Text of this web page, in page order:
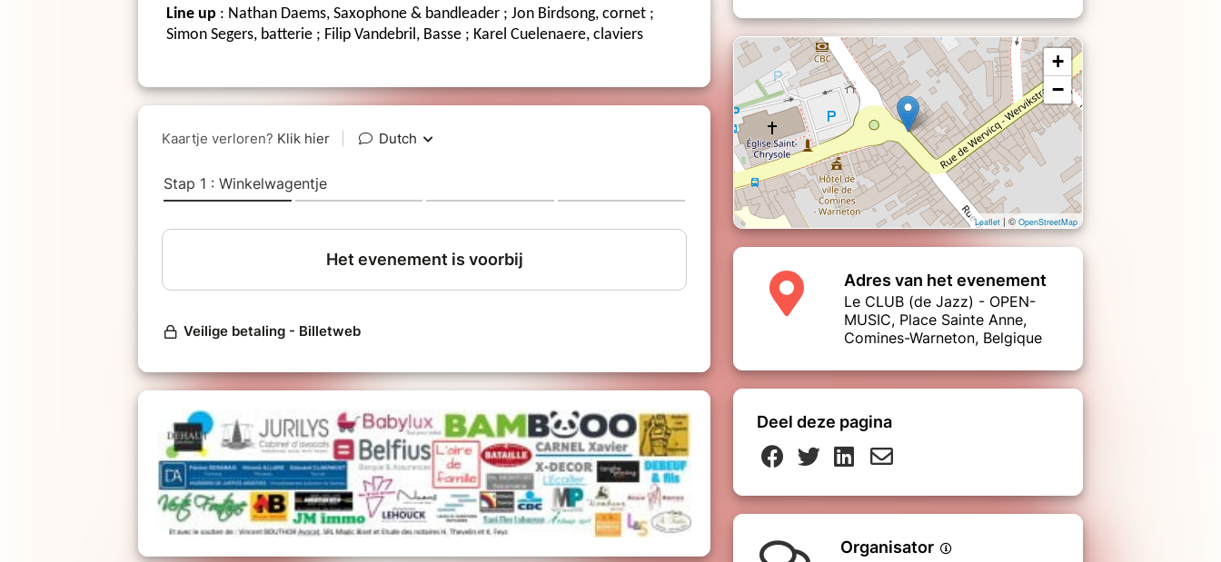
Line up : Nathan Daems, Saxophone & bandleader ; Jon Birdsong, cornet ;
Simon Segers, batterie ; Filip Vandebril, Basse ; Karel Cuelenaere, claviers
+
−
Leaflet | © OpenStreetMap
Adres van het evenement
Le CLUB (de Jazz) - OPEN-
MUSIC, Place Sainte Anne,
Comines-Warneton, Belgique
Deel deze pagina
Organisator